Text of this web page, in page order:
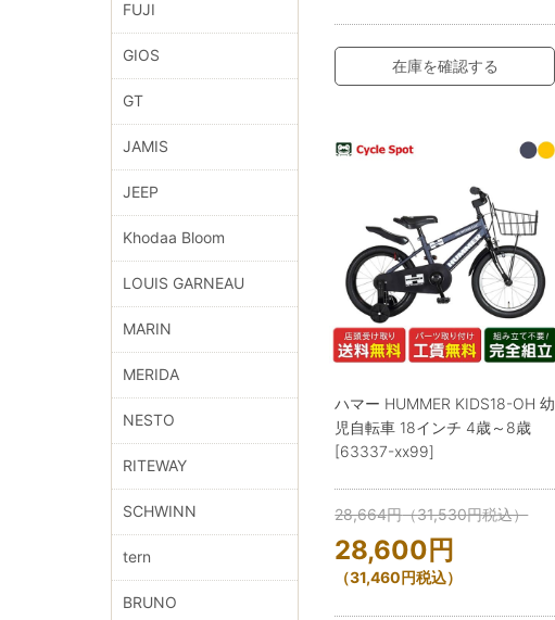
在庫を確認する
ハマー HUMMER KIDS18-OH 幼
児自転車 18インチ 4歳～8歳
[63337-xx99]
28,664円（31,530円税込）
28,600 円
（31,460円税込）
FUJI
GIOS
GT
JAMIS
JEEP
Khodaa Bloom
LOUIS GARNEAU
MARIN
MERIDA
NESTO
RITEWAY
SCHWINN
tern
BRUNO